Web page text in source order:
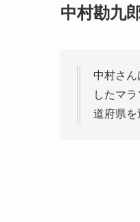
中村勘九
中村さん
したマ
道府県